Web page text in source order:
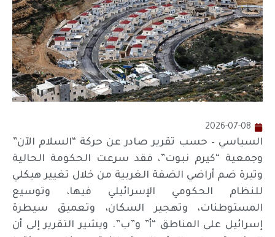
2026-07-08
السياسي – حسب تقرير صادر عن حركة “السلام الآن”
وجمعية “كيرم نبوت”، فقد سرعت الحكومة الحالية
وتيرة ضم أراضي الضفة الغربية من خلال تغيير هيكلي
للنظام الحكومي الإسرائيلي فيها، وتوسيع
المستوطنات، وتهجير السكان، وتعميق سيطرة
إسرائيل على المناطق “أ” و”ب”. ويشير التقرير إلى أن